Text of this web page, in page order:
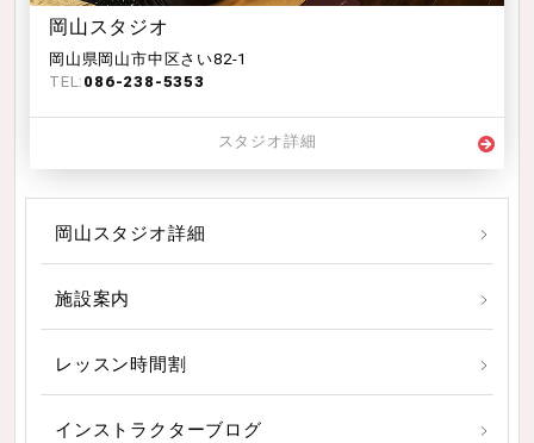
岡山スタジオ
岡山県岡山市中区さい82-1
TEL: 086-238-5353
スタジオ詳細
岡山スタジオ詳細
施設案内
レッスン時間割
インストラクターブログ